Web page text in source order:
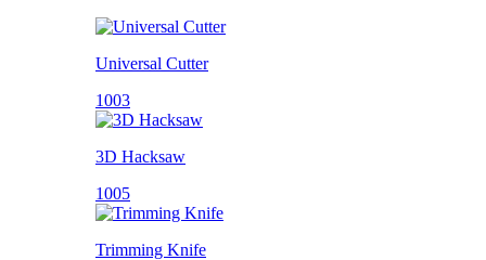
Universal Cutter
1003
3D Hacksaw
1005
Trimming Knife